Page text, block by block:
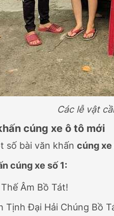
Các lễ vật
cúng xe ô tô mới
số bài văn khấn cúng xe
cúng xe số 1:
Âm Bồ Tát!
Tịnh Đại Hải Chúng Bồ